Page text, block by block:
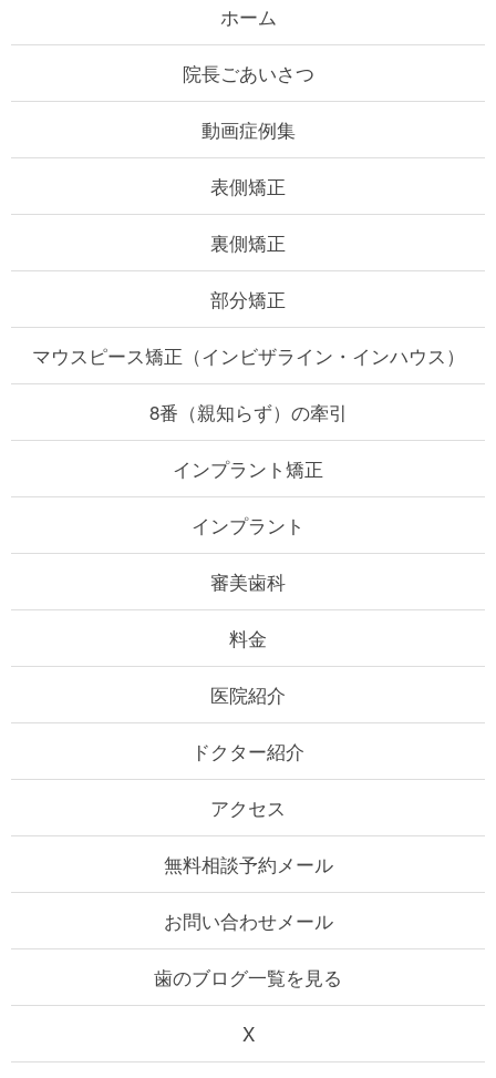
k ホーム
院長ごあいさつ
動画症例集
表側矯正
裏側矯正
部分矯正
マウスピース矯正（インビザライン・インハウス）
8番（親知らず）の牽引
インプラント矯正
インプラント
審美歯科
料金
医院紹介
ドクター紹介
アクセス
無料相談予約メール
お問い合わせメール
歯のブログ一覧を見る
X